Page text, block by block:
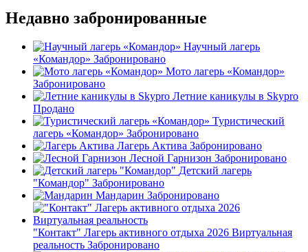
Недавно забронированные
Научный лагерь
«Командор» Забронировано
Мото лагерь «Командор»
Забронировано
Летние каникулы в Skypro
Продано
Туристический
лагерь «Командор» Забронировано
Лагерь Актива Забронировано
Лесной Гарнизон Забронировано
Детский лагерь
"Командор" Забронировано
Мандарин Забронировано
"Контакт" Лагерь активного отдыха 2026 Виртуальная
реальность Забронировано